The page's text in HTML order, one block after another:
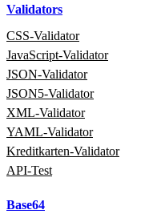
Validators
CSS‑Validator
JavaScript‑Validator
JSON‑Validator
JSON5‑Validator
XML‑Validator
YAML‑Validator
Kreditkarten‑Validator
API‑Test
Base64